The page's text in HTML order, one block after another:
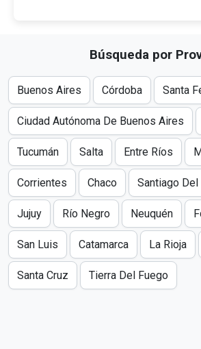
Búsqueda por
Buenos Aires Córdoba Santa
Ciudad Autónoma De Buenos Aires
Tucumán Salta Entre Ríos
Corrientes Chaco Santiago
Jujuy Río Negro Neuquén
San Luis Catamarca La Rioja
Santa Cruz Tierra Del Fuego